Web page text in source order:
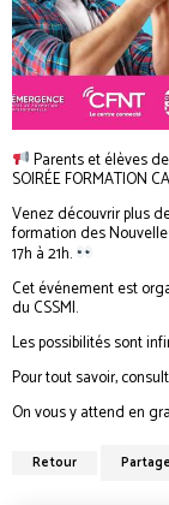
Parents et élèves
SOIRÉE FORMATION
Venez découvrir plus
formation des
17h à 21h.
Cet événement est
du CSSMI.
Les possibilités sont
Pour tout savoir,
On vous y attend en
Retour